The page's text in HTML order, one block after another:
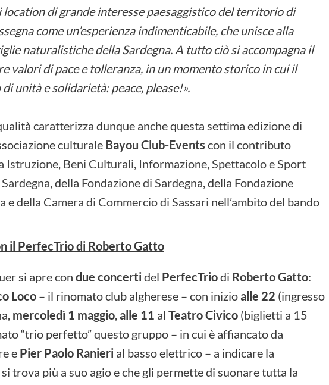
location di grande interesse paesaggistico del territorio di
come un’esperienza indimenticabile, che unisce alla
naturalistiche della Sardegna. A tutto ciò si accompagna il
valori di pace e tolleranza, in un momento storico in cui il
unità e solidarietà: peace, please!».
caratterizza dunque anche questa settima edizione di
culturale Bayou Club-Events con il contributo
Istruzione, Beni Culturali, Informazione, Spettacolo e Sport
, della Fondazione di Sardegna, della Fondazione
e della Camera di Commercio di Sassari nell’ambito del bando
il PerfecTrio di Roberto Gatto
si apre con due concertidel PerfecTriodi Roberto Gatto:
Loco – il rinomato club algherese – con inizioalle 22 (ingresso
mercoledì 1 maggio,alle 11 al Teatro Civico (biglietti a 15
“trio perfetto” questo gruppo – in cui è affiancato da
e Pier Paolo Ranieri al basso elettrico – a indicare la
trova più a suo agio e che gli permette di suonare tutta la